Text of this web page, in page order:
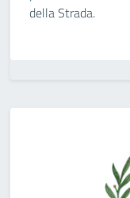
della Strada.